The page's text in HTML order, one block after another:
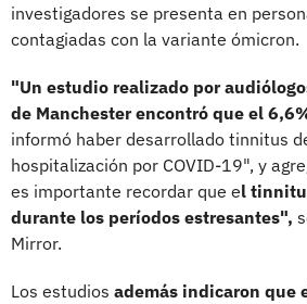
investigadores se presenta en
contagiadas con la variante ómicron.
"Un estudio realizado por
de Manchester encontró que el
informó haber desarrollado tinnitus
hospitalización por COVID-19", y
es importante recordar que el
durante los períodos estresantes",
Mirror.
Los estudios además indicaron que